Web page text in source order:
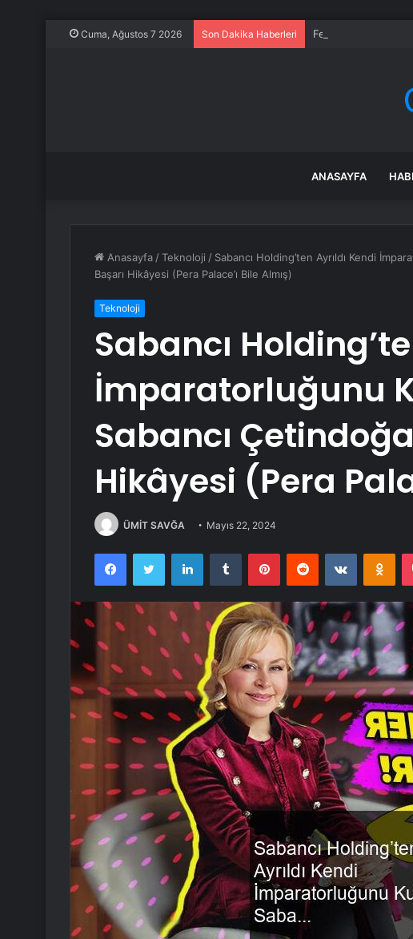
Cuma, Ağustos 7 2026 Son Dakika Haberleri Fethiye Göcek’teki
ANASAYFA
Anasayfa /Teknoloji / Sabancı Holding’ten Ayrıldı Kendi
Başarı Hikâyesi (Pera Palace’ı Bile Almış)
Teknoloji
Sabancı
İmparatorluğunu
Sabancı
Hikâyesi (Pera
ÜMİT SAVĞA Mayıs 22, 2024
FacebookTwitter LinkedInTumblr PinterestReddit VKontakte